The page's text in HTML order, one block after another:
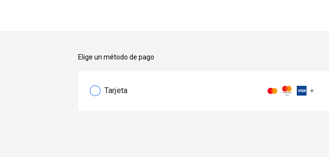
Elige un método de pago
Tarjeta